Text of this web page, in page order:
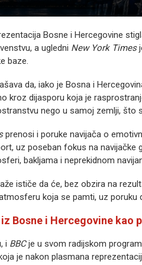
Bosne i Hercegovine
a ugledni New York Times
baze.
da, iako je Bosna i
kroz dijasporu koja je
nego u samoj zemlji,
prenosi i poruke navijača o
uz poseban fokus na
bakljama i neprekidnom
ističe da će, bez obzira na
koja se pamti, uz poruku
iz Bosne i Hercegovine kao
i BBCje u svom radijskom
je nakon plasmana